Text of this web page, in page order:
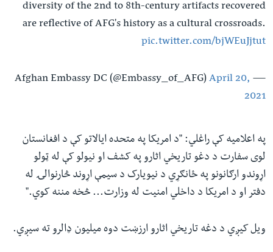
diversity of the 2nd to 8th-century artifacts recovered
are reflective of AFG's history as a cultural crossroads.
pic.twitter.com/bjWEuJjtut
— Afghan Embassy DC (@Embassy_of_AFG)
April 20,
2021
په اعلامیه کې راغلي: "د امریکا په متحده ایالاتو کې د افغانستان
لوی سفارت د دغو تاریخي اثارو په کشف او نیولو کې له ټولو
اړوندو ارګانونو په ځانګړي د نیویارک د سیمې اړوند څارنوالۍ له
دفتر او د امریکا د داخلي امنیت له وزارت... څخه مننه کوي."
ویل کیږي د دغه تاریخي اثارو ارزښت دوه میلیون ډالرو ته سیږي.